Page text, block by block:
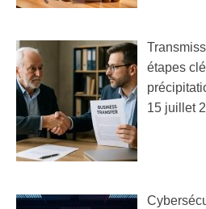
étapes
15 juillet